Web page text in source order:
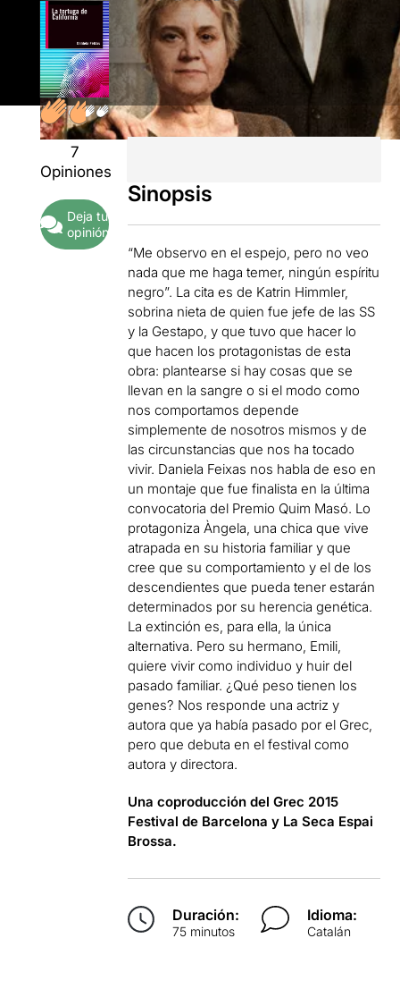
7
Opiniones
Deja tu
opinión
Sinopsis
“Me observo en el espejo, pero no veo
nada que me haga temer, ningún espíritu
negro”. La cita es de Katrin Himmler,
sobrina nieta de quien fue jefe de las SS
y la Gestapo, y que tuvo que hacer lo
que hacen los protagonistas de esta
obra: plantearse si hay cosas que se
llevan en la sangre o si el modo como
nos comportamos depende
simplemente de nosotros mismos y de
las circunstancias que nos ha tocado
vivir. Daniela Feixas nos habla de eso en
un montaje que fue finalista en la última
convocatoria del Premio Quim Masó. Lo
protagoniza Àngela, una chica que vive
atrapada en su historia familiar y que
cree que su comportamiento y el de los
descendientes que pueda tener estarán
determinados por su herencia genética.
La extinción es, para ella, la única
alternativa. Pero su hermano, Emili,
quiere vivir como individuo y huir del
pasado familiar. ¿Qué peso tienen los
genes? Nos responde una actriz y
autora que ya había pasado por el Grec,
pero que debuta en el festival como
autora y directora.
Una coproducción del Grec 2015
Festival de Barcelona y La Seca Espai
Brossa.
Duración:
75 minutos
Idioma:
Catalán